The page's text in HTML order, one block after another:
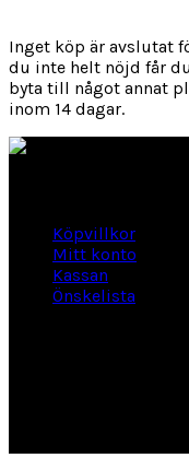
Inget köp är avslutat
du inte helt nöjd får
byta till något annat
inom 14 dagar.
Köpvillkor
Mitt konto
Kassan
Önskelista